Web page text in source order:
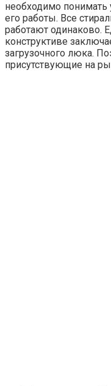
необходимо понимать
его работы. Все
работают одинаково.
конструктиве
загрузочного люка.
присутствующие на